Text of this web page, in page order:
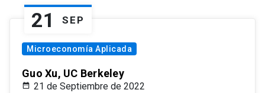
21 SEP
Microeconomía Aplicada
Guo Xu, UC Berkeley
21 de Septiembre de 2022